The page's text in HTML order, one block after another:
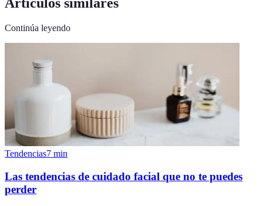
Continúa leyendo
Tendencias7 min
Las tendencias de cuidado facial que no te puedes
perder